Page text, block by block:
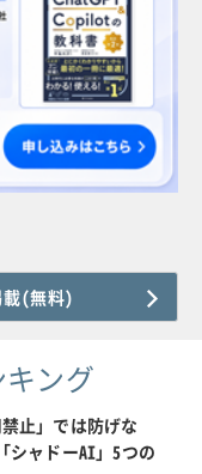
載(無料)
ング
止」では防げな
シャドーAI」5つの